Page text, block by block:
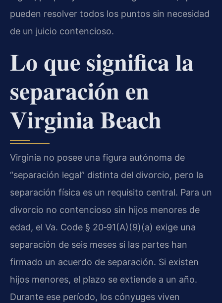
pueden resolver todos los puntos sin necesidad
de un juicio contencioso.
Lo que significa la
separación en
Virginia Beach
Virginia no posee una figura autónoma de
“separación legal” distinta del divorcio, pero la
separación física es un requisito central. Para un
divorcio no contencioso sin hijos menores de
edad, el Va. Code § 20‑91(A)(9)(a) exige una
separación de seis meses si las partes han
firmado un acuerdo de separación. Si existen
hijos menores, el plazo se extiende a un año.
Durante ese período, los cónyuges viven